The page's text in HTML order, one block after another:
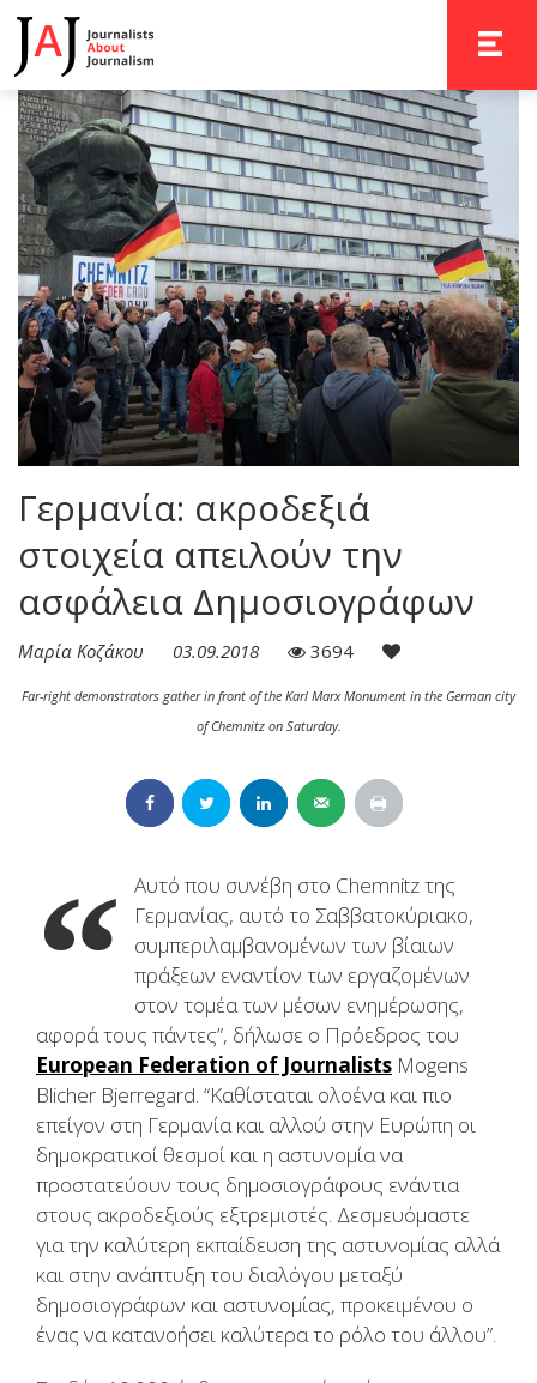
Γερμανία: ακροδεξιά
στοιχεία απειλούν την
ασφάλεια Δημοσιογράφων
Μαρία Κοζάκου 03.09.2018 3694
Far-right demonstrators gather in front of the Karl Marx Monument in the German city
of Chemnitz on Saturday.
“
Αυτό που συνέβη στο Chemnitz της
Γερμανίας, αυτό το Σαββατοκύριακο,
συμπεριλαμβανομένων των βίαιων
πράξεων εναντίον των εργαζομένων
στον τομέα των μέσων ενημέρωσης,
αφορά τους πάντες”, δήλωσε ο Πρόεδρος του
European Federation of Journalists Mogens
Blicher Bjerregard. “Kαθίσταται ολοένα και πιο
επείγον στη Γερμανία και αλλού στην Ευρώπη οι
δημοκρατικοί θεσμοί και η αστυνομία να
προστατεύουν τους δημοσιογράφους ενάντια
στους ακροδεξιούς εξτρεμιστές. Δεσμευόμαστε
για την καλύτερη εκπαίδευση της αστυνομίας αλλά
και στην ανάπτυξη του διαλόγου μεταξύ
δημοσιογράφων και αστυνομίας, προκειμένου ο
ένας να κατανοήσει καλύτερα το ρόλο του άλλου”.